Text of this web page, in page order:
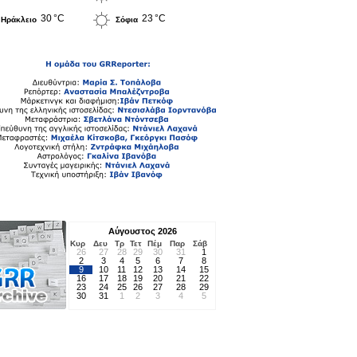
Ηράκλειο 30 °C Σόφια 23 °C
Αύγουστος 2026
Κυρ Δευ Τρ Τετ Πέμ Παρ Σάβ
26 27 28 29 30 31
1
2
3 4 5 6 7
8
9
10 11 12 13 14
15
16
17 18 19 20 21
22
23
24 25 26 27 28
29
30
31 1 2 3 4 5